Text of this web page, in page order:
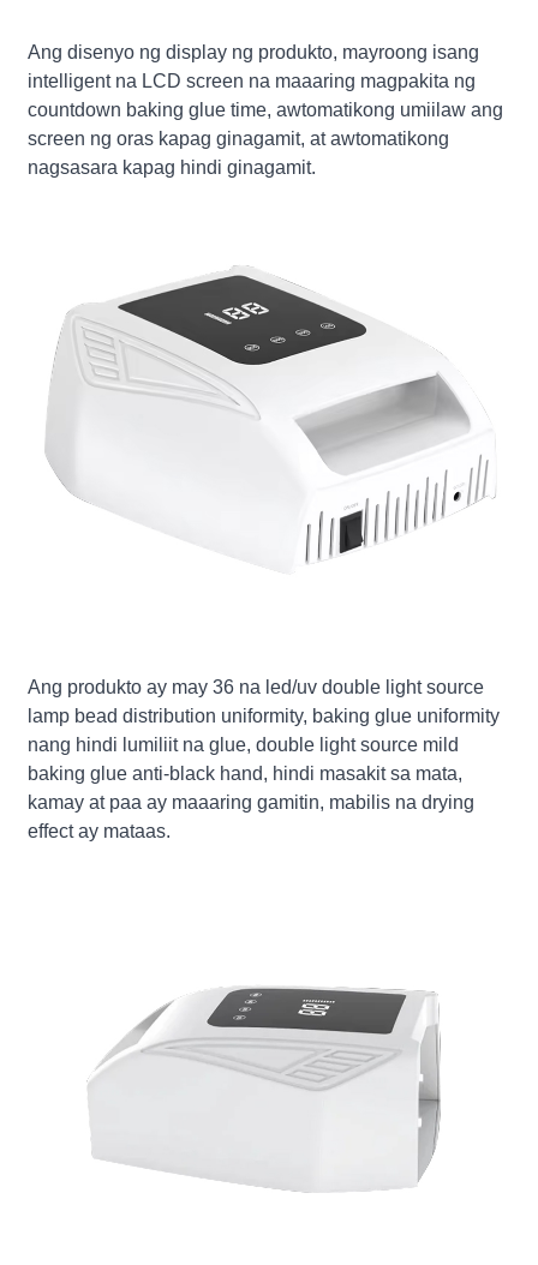
Ang disenyo ng display ng produkto, mayroong isang
intelligent na LCD screen na maaaring magpakita ng
countdown baking glue time, awtomatikong umiilaw ang
screen ng oras kapag ginagamit, at awtomatikong
nagsasara kapag hindi ginagamit.
Ang produkto ay may 36 na led/uv double light source
lamp bead distribution uniformity, baking glue uniformity
nang hindi lumiliit na glue, double light source mild
baking glue anti-black hand, hindi masakit sa mata,
kamay at paa ay maaaring gamitin, mabilis na drying
effect ay mataas.